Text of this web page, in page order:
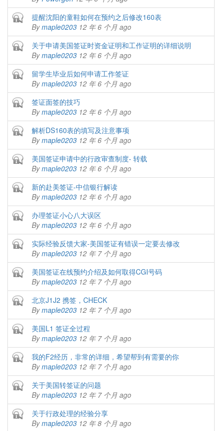
Closed topic提醒沈阳的童鞋如何在预约之后修改160表
Bymaple0203 12 年 6 个月 ago
Closed topic关于申请美国签证时资金证明和工作证明的详细说明
Bymaple0203 12 年 6 个月 ago
Closed topic留学生毕业后如何申请工作签证
Bymaple0203 12 年 6 个月 ago
Closed topic签证面签的技巧
Bymaple0203 12 年 6 个月 ago
Closed topic解析DS160表的填写及注意事项
Bymaple0203 12 年 6 个月 ago
Closed topic美国签证申请中的行政审查制度- 转载
Bymaple0203 12 年 6 个月 ago
Closed topic新的赴美签证-中信银行解读
Bymaple0203 12 年 6 个月 ago
Closed topic办理签证小心八大误区
Bymaple0203 12 年 6 个月 ago
Closed topic实际经验反馈大家-美国签证有错误一定要去修改
Bymaple0203 12 年 7 个月 ago
Closed topic美国签证在线预约介绍及如何取得CGI号码
Bymaple0203 12 年 7 个月 ago
Closed topic北京J1J2 携签，CHECK
Bymaple0203 12 年 7 个月 ago
Closed topic美国L1 签证全过程
Bymaple0203 12 年 7 个月 ago
Closed topic我的F2经历，非常的详细，希望帮到有需要的你
Bymaple0203 12 年 7 个月 ago
Closed topic关于美国转签证的问题
Bymaple0203 12 年 7 个月 ago
Closed topic关于行政处理的经验分享
Bymaple0203 12 年 8 个月 ago